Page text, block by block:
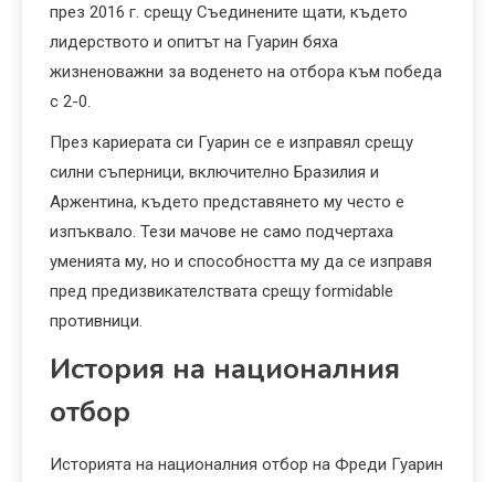
през 2016 г. срещу Съединените щати, където
лидерството и опитът на Гуарин бяха
жизненоважни за воденето на отбора към победа
с 2-0.
През кариерата си Гуарин се е изправял срещу
силни съперници, включително Бразилия и
Аржентина, където представянето му често е
изпъквало. Тези мачове не само подчертаха
уменията му, но и способността му да се изправя
пред предизвикателствата срещу formidable
противници.
История на националния
отбор
Историята на националния отбор на Фреди Гуарин